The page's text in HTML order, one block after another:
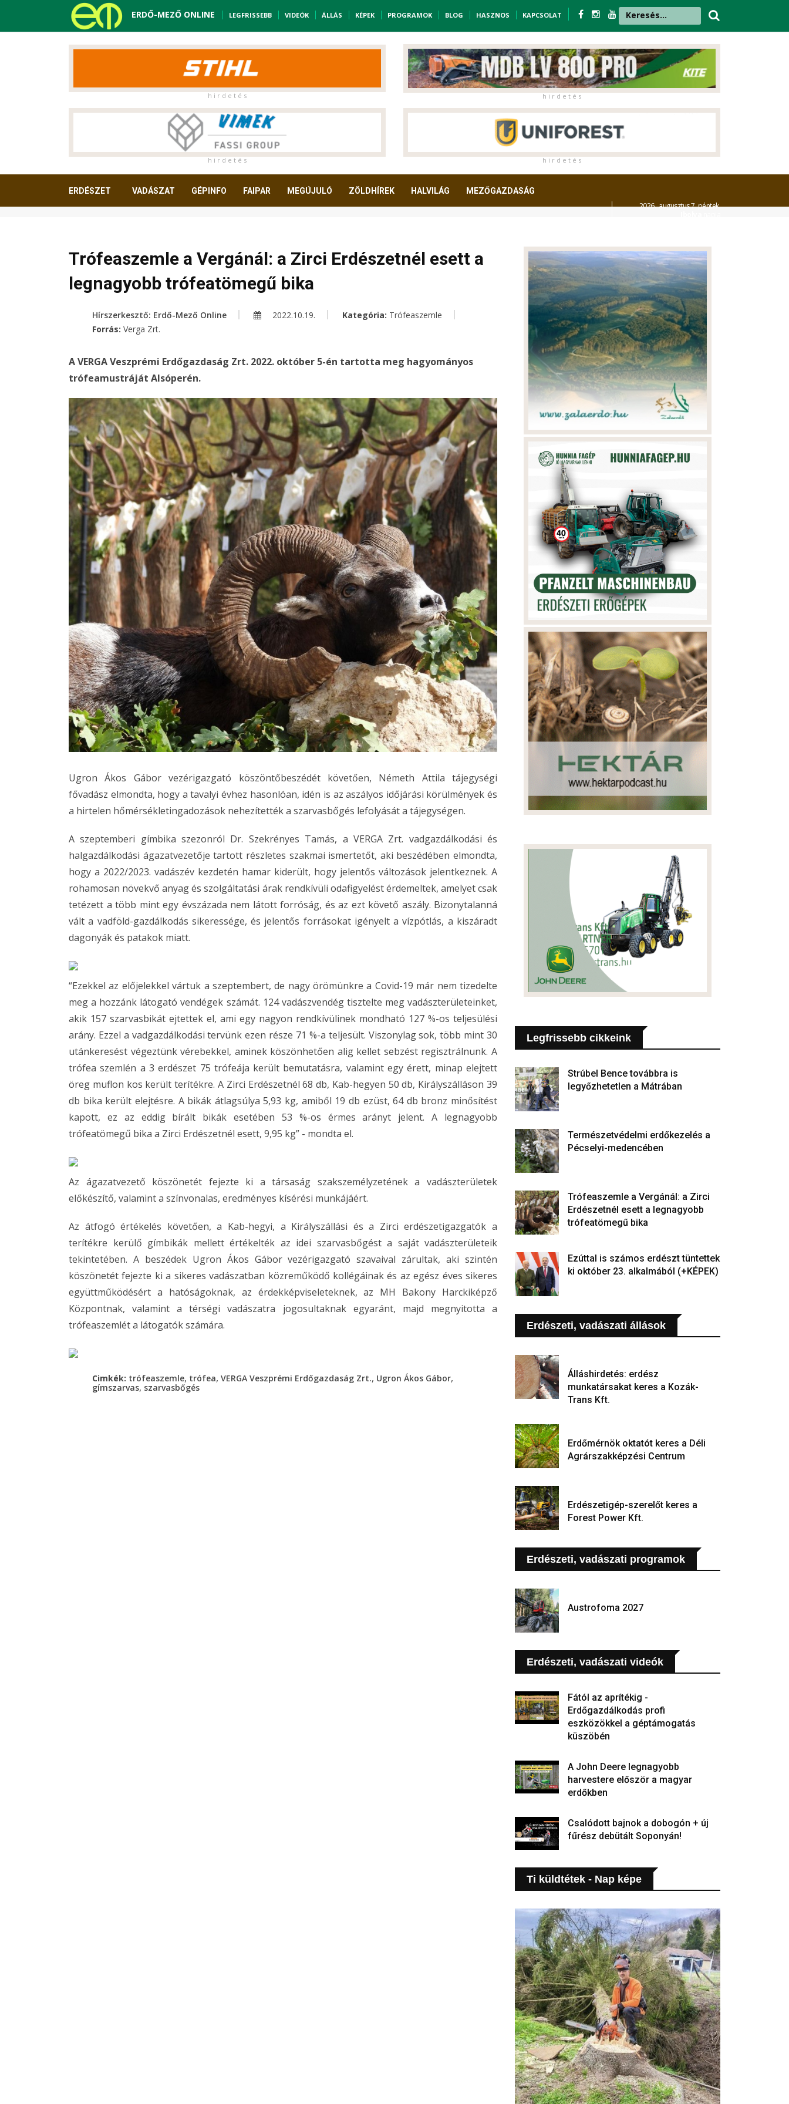
ERDŐ-MEZŐ ONLINE LEGFRISSEBB VIDEÓK ÁLLÁS KÉPEK PROGRAMOK BLOG HASZNOS KAPCSOLAT
h i r d e t é s h i r d e t é s
h i r d e t é s h i r d e t é s
ERDÉSZET VADÁSZAT GÉPINFO FAIPAR MEGÚJULÓ ZÖLDHÍREK HALVILÁG MEZŐGAZDASÁG
2026. augusztus 7. péntek,
Trófeaszemle a Vergánál: a Zirci Erdészetnél esett a
legnagyobb trófeatömegű bika
Hírszerkesztő: Erdő-Mező Online 2022.10.19. Kategória: Trófeaszemle
Forrás: Verga Zrt.
A VERGA Veszprémi Erdőgazdaság Zrt. 2022. október 5-én tartotta meg hagyományos
trófeamustráját Alsóperén.
Ugron Ákos Gábor vezérigazgató köszöntőbeszédét követően, Németh Attila tájegységi
fővadász elmondta, hogy a tavalyi évhez hasonlóan, idén is az aszályos időjárási körülmények és
a hirtelen hőmérsékletingadozások nehezítették a szarvasbőgés lefolyását a tájegységen.
A szeptemberi gímbika szezonról Dr. Szekrényes Tamás, a VERGA Zrt. vadgazdálkodási és
halgazdálkodási ágazatvezetője tartott részletes szakmai ismertetőt, aki beszédében elmondta,
hogy a 2022/2023. vadászév kezdetén hamar kiderült, hogy jelentős változások jelentkeznek. A
rohamosan növekvő anyag és szolgáltatási árak rendkívüli odafigyelést érdemeltek, amelyet csak
tetézett a több mint egy évszázada nem látott forróság, és az ezt követő aszály. Bizonytalanná
vált a vadföld-gazdálkodás sikeressége, és jelentős forrásokat igényelt a vízpótlás, a kiszáradt
dagonyák és patakok miatt.
“Ezekkel az előjelekkel vártuk a szeptembert, de nagy örömünkre a Covid-19 már nem tizedelte
meg a hozzánk látogató vendégek számát. 124 vadászvendég tisztelte meg vadászterületeinket,
akik 157 szarvasbikát ejtettek el, ami egy nagyon rendkívülinek mondható 127 %-os teljesülési
arány. Ezzel a vadgazdálkodási tervünk ezen része 71 %-a teljesült. Viszonylag sok, több mint 30
utánkeresést végeztünk vérebekkel, aminek köszönhetően alig kellet sebzést regisztrálnunk. A
trófea szemlén a 3 erdészet 75 trófeája került bemutatásra, valamint egy érett, minap elejtett
öreg muflon kos került terítékre. A Zirci Erdészetnél 68 db, Kab-hegyen 50 db, Királyszálláson 39
db bika került elejtésre. A bikák átlagsúlya 5,93 kg, amiből 19 db ezüst, 64 db bronz minősítést
kapott, ez az eddig bírált bikák esetében 53 %-os érmes arányt jelent. A legnagyobb
trófeatömegű bika a Zirci Erdészetnél esett, 9,95 kg” - mondta el.
Az ágazatvezető köszönetét fejezte ki a társaság szakszemélyzetének a vadászterületek
előkészítő, valamint a színvonalas, eredményes kísérési munkájáért.
Az átfogó értékelés követően, a Kab-hegyi, a Királyszállási és a Zirci erdészetigazgatók a
terítékre kerülő gímbikák mellett értékelték az idei szarvasbőgést a saját vadászterületeik
tekintetében. A beszédek Ugron Ákos Gábor vezérigazgató szavaival zárultak, aki szintén
köszönetét fejezte ki a sikeres vadászatban közreműködő kollégáinak és az egész éves sikeres
együttműködésért a hatóságoknak, az érdekképviseleteknek, az MH Bakony Harckiképző
Központnak, valamint a térségi vadászatra jogosultaknak egyaránt, majd megnyitotta a
trófeaszemlét a látogatók számára.
Cimkék: trófeaszemle, trófea, VERGA Veszprémi Erdőgazdaság Zrt., Ugron Ákos Gábor,
gímszarvas, szarvasbőgés
Legfrissebb cikkeink
Strúbel Bence továbbra is
legyőzhetetlen a Mátrában
Természetvédelmi erdőkezelés a
Pécselyi-medencében
Trófeaszemle a Vergánál: a Zirci
Erdészetnél esett a legnagyobb
trófeatömegű bika
Ezúttal is számos erdészt tüntettek
ki október 23. alkalmából (+KÉPEK)
Erdészeti, vadászati állások
Álláshirdetés: erdész
munkatársakat keres a Kozák-
Trans Kft.
Erdőmérnök oktatót keres a Déli
Agrárszakképzési Centrum
Erdészetigép-szerelőt keres a
Forest Power Kft.
Erdészeti, vadászati programok
Austrofoma 2027
Erdészeti, vadászati videók
Fától az aprítékig -
Erdőgazdálkodás profi
eszközökkel a géptámogatás
küszöbén
A John Deere legnagyobb
harvestere először a magyar
erdőkben
Csalódott bajnok a dobogón + új
fűrész debütált Soponyán!
Ti küldtétek - Nap képe